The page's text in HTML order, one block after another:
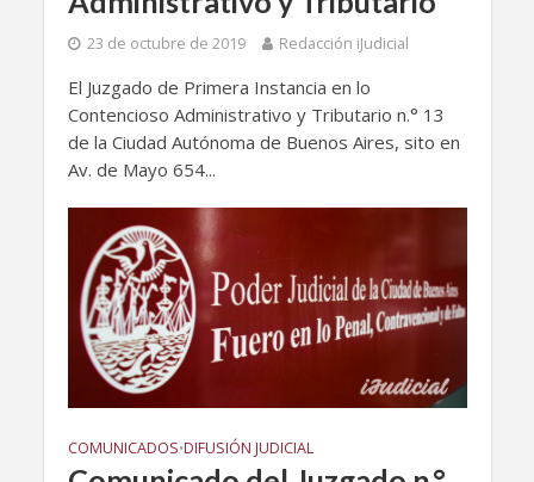
23 de octubre de 2019 Redacción iJudicial
El Juzgado de Primera Instancia en lo
Contencioso Administrativo y Tributario n.° 13
de la Ciudad Autónoma de Buenos Aires, sito en
Av. de Mayo 654...
COMUNICADOS•DIFUSIÓN JUDICIAL